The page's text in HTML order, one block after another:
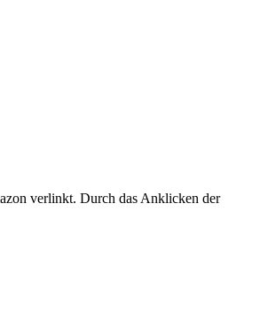
verlinkt. Durch das Anklicken der